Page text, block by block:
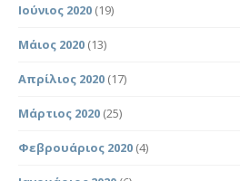
Ιούνιος 2020 (19)
Μάιος 2020 (13)
Απρίλιος 2020 (17)
Μάρτιος 2020 (25)
Φεβρουάριος 2020 (4)